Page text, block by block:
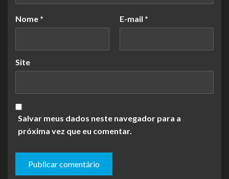
Nome * E-mail *
Site
Salvar meus dados neste navegador para a
próxima vez que eu comentar.